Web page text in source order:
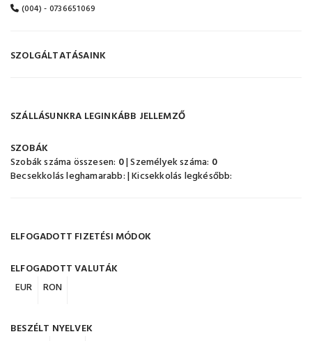
(004) - 0736651069
SZOLGÁLTATÁSAINK
SZÁLLÁSUNKRA LEGINKÁBB JELLEMZŐ
SZOBÁK
Szobák száma összesen: 0| Személyek száma: 0
Becsekkolás leghamarabb:| Kicsekkolás legkésőbb:
ELFOGADOTT FIZETÉSI MÓDOK
ELFOGADOTT VALUTÁK
EUR
RON
BESZÉLT NYELVEK